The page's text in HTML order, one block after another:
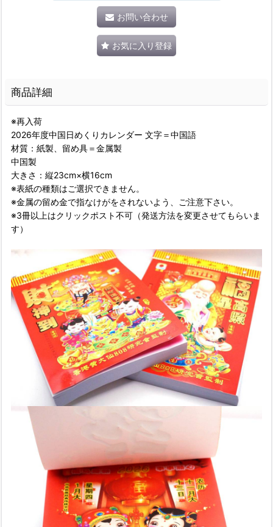
お問い合わせ
お気に入り登録
商品詳細
※再入荷
2026年度中国日めくりカレンダー 文字＝中国語
材質：紙製、留め具＝金属製
中国製
大きさ：縦23cm×横16cm
※表紙の種類はご選択できません。
※金属の留め金で指なけがをされないよう、ご注意下さい。
※3冊以上はクリックポスト不可（発送方法を変更させてもらいま
す）